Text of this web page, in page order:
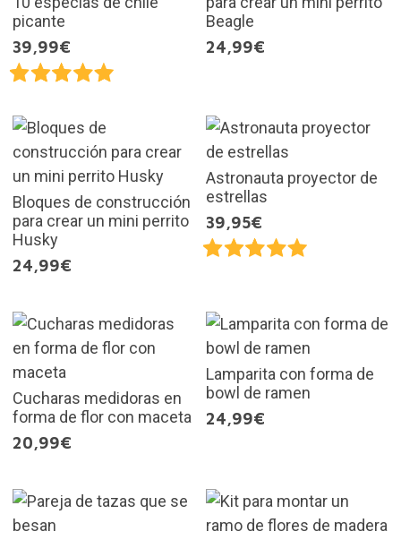
picante
39,99€
Beagle
24,99€
Bloques de construcción
para crear un mini perrito
Husky
24,99€
Astronauta proyector de
estrellas
39,95€
Cucharas medidoras en
forma de flor con maceta
20,99€
Lamparita con forma de
bowl de ramen
24,99€